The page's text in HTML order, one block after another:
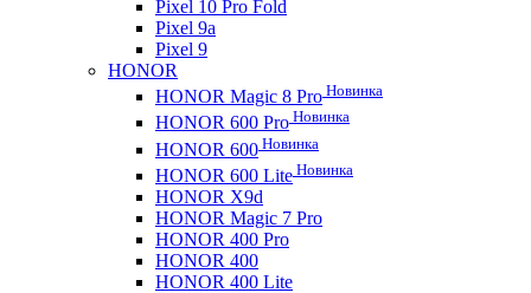
Pixel 10 Pro Fold
Pixel 9a
Pixel 9
HONOR
HONOR Magic 8 Pro Новинка
HONOR 600 Pro Новинка
HONOR 600 Новинка
HONOR 600 Lite Новинка
HONOR X9d
HONOR Magic 7 Pro
HONOR 400 Pro
HONOR 400
HONOR 400 Lite